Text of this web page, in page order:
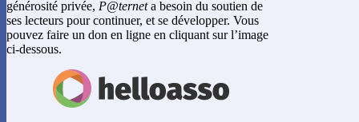
générosité privée, P@terneta besoin du soutien de
ses lecteurs pour continuer, et se développer. Vous
pouvez faire un don en ligne en cliquant sur l’image
ci-dessous.